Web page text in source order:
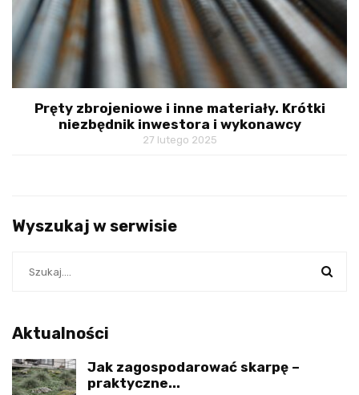
Pręty zbrojeniowe i inne materiały. Krótki
niezbędnik inwestora i wykonawcy
27 lutego 2025
Wyszukaj w serwisie
Aktualności
Jak zagospodarować skarpę –
praktyczne...